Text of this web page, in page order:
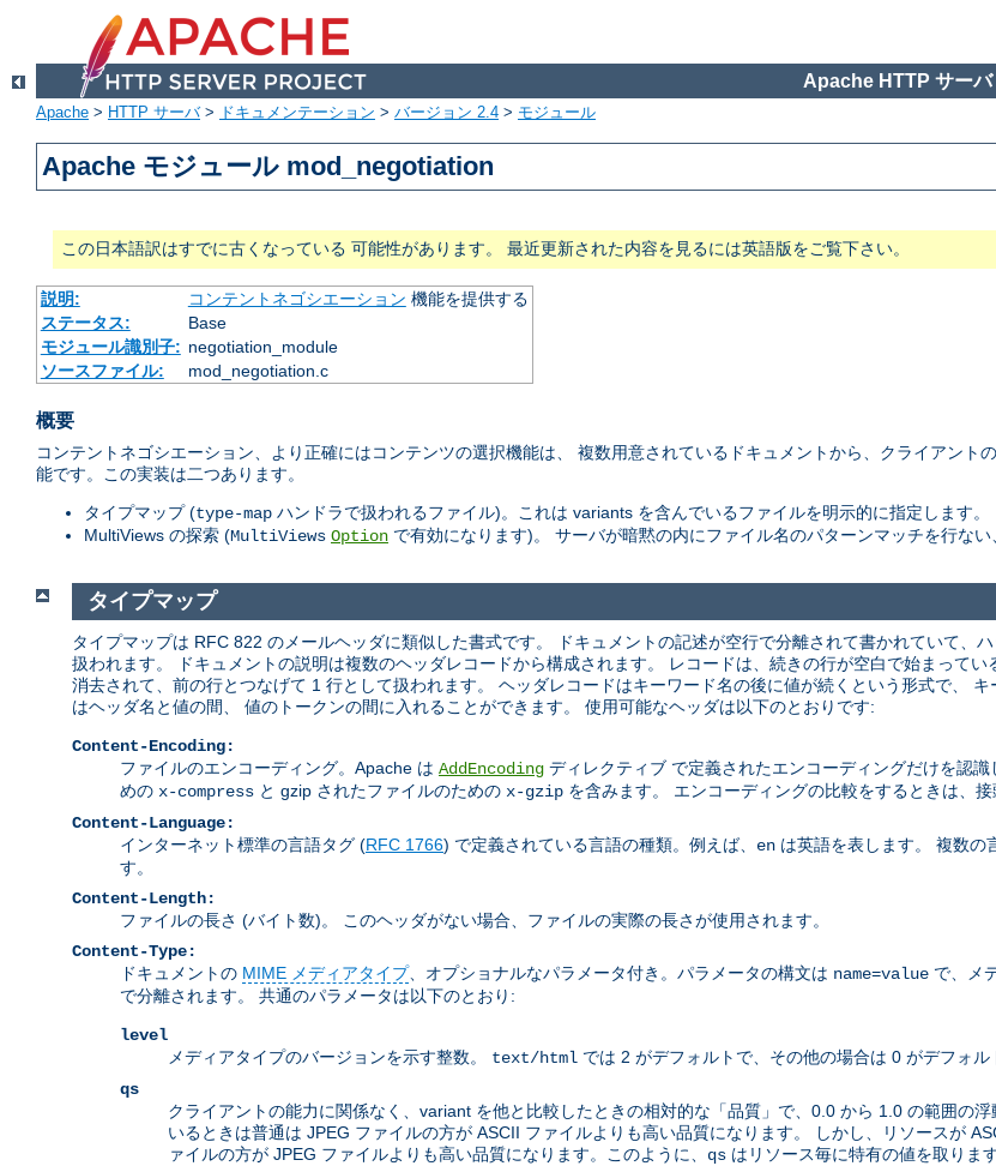
Apache HTTP サーバ
Apache > HTTP サーバ> ドキュメンテーション > バージョン 2.4 > モジュール
Apache モジュール mod_negotiation
この日本語訳はすでに古くなっている 可能性があります。 最近更新された内容を見るには英語版をご覧下さい。
説明: コンテントネゴシエーション 機能を提供する
ステータス:
Base
モジュール識別子: negotiation_module
ソースファイル:
mod_negotiation.c
概要
コンテントネゴシエーション、より正確にはコンテンツの選択機能は、 複数用意されているドキュメントから、クライアント
能です。この実装は二つあります。
タイプマップ (type-map ハンドラで扱われるファイル)。これは variants を含んでいるファイルを明示的に指定します。
MultiViews の探索 (MultiViews Option で有効になります)。 サーバが暗黙の内にファイル名のパターンマッチを行ない
タイプマップ
タイプマップは RFC 822 のメールヘッダに類似した書式です。 ドキュメントの記述が空行で分離されて書かれていて、
扱われます。 ドキュメントの説明は複数のヘッダレコードから構成されます。 レコードは、続きの行が空白で始まって
消去されて、前の行とつなげて 1 行として扱われます。 ヘッダレコードはキーワード名の後に値が続くという形式で、
はヘッダ名と値の間、 値のトークンの間に入れることができます。 使用可能なヘッダは以下のとおりです:
Content-Encoding:
ファイルのエンコーディング。Apache は AddEncoding ディレクティブ で定義されたエンコーディングだけを認
めの x-compress と gzip されたファイルのための x-gzip を含みます。 エンコーディングの比較をするときは、接
Content-Language:
インターネット標準の言語タグ (RFC 1766) で定義されている言語の種類。例えば、 en は英語を表します。 複数の
す。
Content-Length:
ファイルの長さ (バイト数)。 このヘッダがない場合、ファイルの実際の長さが使用されます。
Content-Type:
ドキュメントの MIME メディアタイプ、オプショナルなパラメータ付き。パラメータの構文は name=value で、メ
で分離されます。 共通のパラメータは以下のとおり:
level
メディアタイプのバージョンを示す整数。 text/html では 2 がデフォルトで、その他の場合は 0 がデフォル
qs
クライアントの能力に関係なく、variant を他と比較したときの相対的な「品質」で、0.0 から 1.0 の範囲の
いるときは普通は JPEG ファイルの方が ASCII ファイルよりも高い品質になります。 しかし、リソースが
ァイルの方が JPEG ファイルよりも高い品質になります。このように、 qs はリソース毎に特有の値を取ります